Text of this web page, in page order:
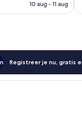
is
10 aug - 11 aug
Registreer je nu, gratis